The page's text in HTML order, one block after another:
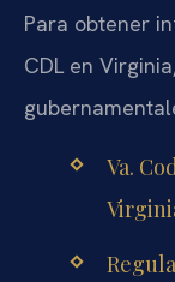
Para obtener
CDL en
Va.